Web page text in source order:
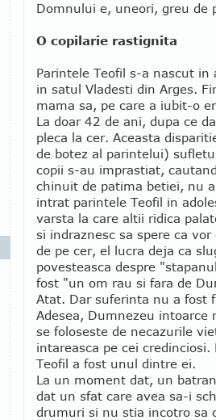
Domnului e, uneori, greu de
O copilarie rastignita
Parintele Teofil s-a nascut
in satul Vladesti din Arges.
mama sa, pe care a iubit-o
La doar 42 de ani, dupa ce
pleca la cer. Aceasta
de botez al parintelui)
copii s-au imprastiat,
chinuit de patima betiei, nu
intrat parintele Teofil in
varsta la care altii ridica
si indraznesc sa spere ca
de pe cer, el lucra deja ca
povesteasca despre
fost "un om rau si fara de
Atat. Dar suferinta nu a fost
Adesea, Dumnezeu intoarce
se foloseste de necazurile
intareasca pe cei credinciosi.
Teofil a fost unul dintre ei.
La un moment dat, un
dat un sfat care avea sa-i
drumuri si nu stia incotro sa